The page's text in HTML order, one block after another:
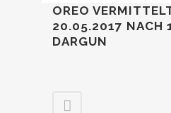
OREO
20.05.2017 NACH
DARGUN